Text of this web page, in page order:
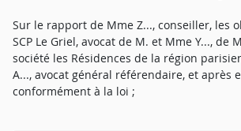
Sur le rapport de Mme Z..., conseiller, les
SCP Le Griel, avocat de M. et Mme Y..., de
société les Résidences de la région
A..., avocat général référendaire, et après
conformément à la loi ;